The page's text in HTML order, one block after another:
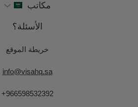
مكاتب
الأسئلة؟
خريطة الموقع
info@visahq.sa
+966598532392